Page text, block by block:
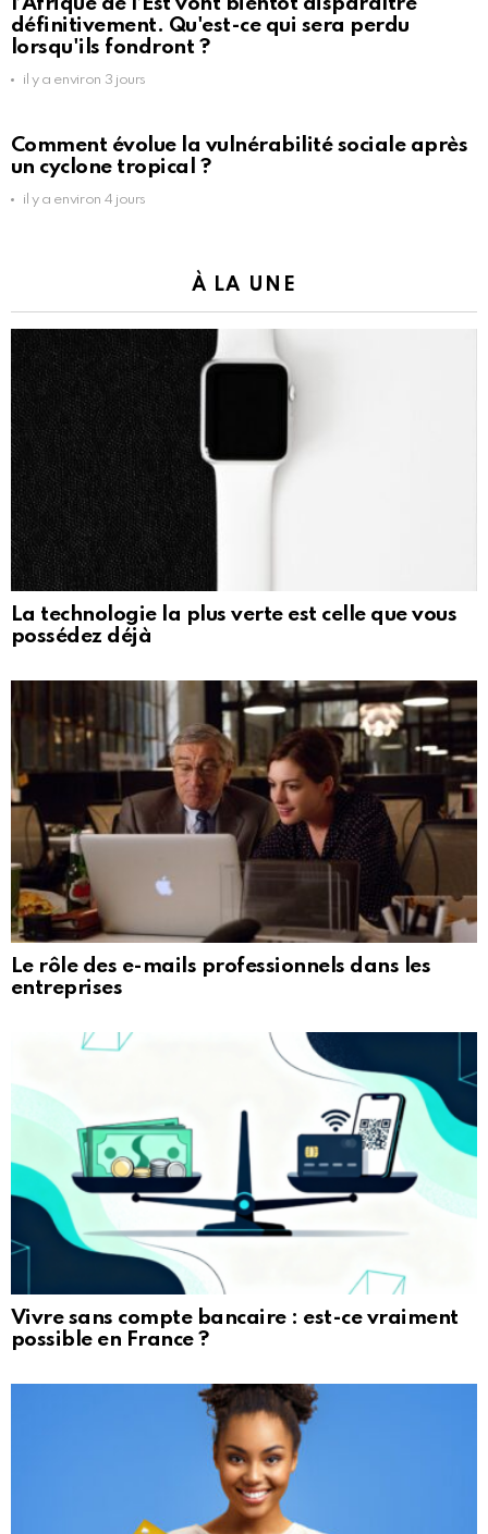
définitivement. Qu'est-ce qui sera perdu
lorsqu'ils fondront ?
il y a environ 3 jours
Comment évolue la vulnérabilité sociale après
un cyclone tropical ?
il y a environ 4 jours
À LA UNE
La technologie la plus verte est celle que vous
possédez déjà
Le rôle des e-mails professionnels dans les
entreprises
Vivre sans compte bancaire : est-ce vraiment
possible en France ?